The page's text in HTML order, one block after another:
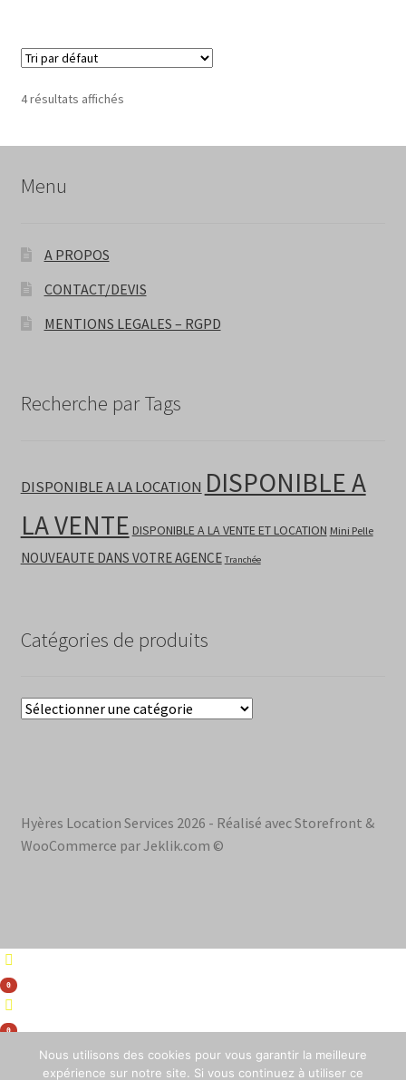
4 résultats affichés
Menu
A PROPOS
CONTACT/DEVIS
MENTIONS LEGALES – RGPD
Recherche par Tags
DISPONIBLE A LA LOCATION DISPONIBLE A
LA VENTE DISPONIBLE A LA VENTE ET LOCATION Mini Pelle
NOUVEAUTE DANS VOTRE AGENCE Tranchée
Catégories de produits
Hyères Location Services 2026 - Réalisé avec Storefront &
WooCommerce par Jeklik.com ©
0
0
Nous utilisons des cookies pour vous garantir la meilleure
expérience sur notre site. Si vous continuez à utiliser ce